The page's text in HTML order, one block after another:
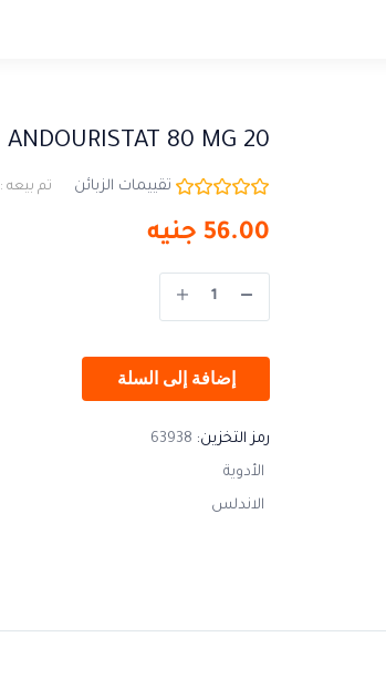
ANDOURISTAT 80 MG 20
تقييمات الزبائن تم بيعه :
56.00 جنيه
إضافة إلى السلة
رمز التخزين: 63938
الأدوية
الاندلس